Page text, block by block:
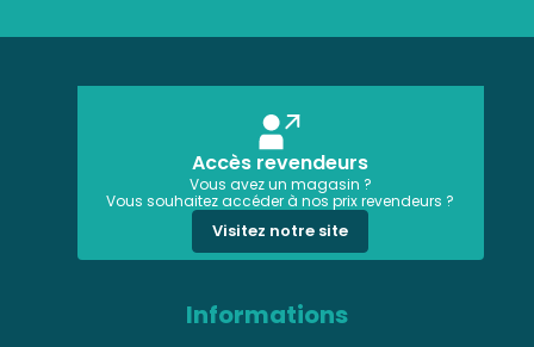
Accès revendeurs
Vous avez un magasin ?
Vous souhaitez accéder à nos prix revendeurs ?
Visitez notre site
Informations